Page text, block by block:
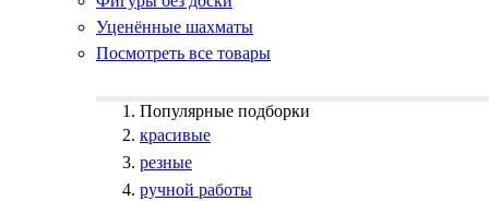
Уценённые шахматы
Посмотреть все товары
Популярные подборки
красивые
резные
ручной работы